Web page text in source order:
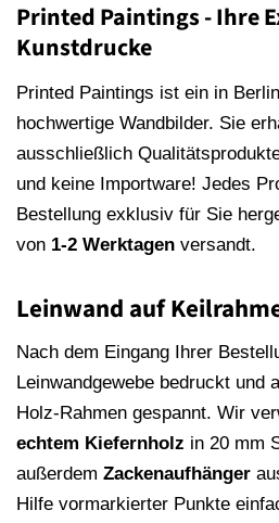
Printed Paintings - Ihre
Kunstdrucke
Printed Paintings ist ein in
hochwertige Wandbilder. Sie
ausschließlich
und keine Importware! Jedes
Bestellung exklusiv für Sie
von 1-2 Werktagen versandt.
Leinwand auf
Nach dem Eingang Ihrer
Leinwandgewebe bedruckt und
Holz-Rahmen gespannt. Wir
echtem Kiefernholz in 20 mm
außerdem Zackenaufhänger
Hilfe vormarkierter Punkte